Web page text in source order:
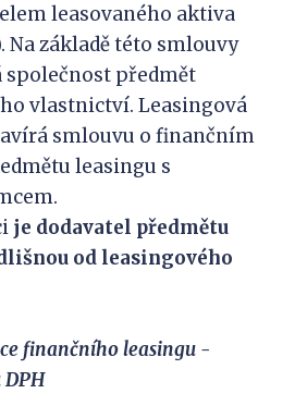
leasovaného aktiva
Na základě této smlouvy
společnost předmět
vlastnictví. Leasingová
smlouvu o finančním
leasingu s
je dodavatel předmětu
od leasingového
finančního leasingu -